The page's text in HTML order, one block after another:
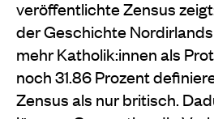
veröffentlichte Zensus
der Geschichte
mehr Katholik:innen als
noch 31.86 Prozent
Zensus als nur britisch.